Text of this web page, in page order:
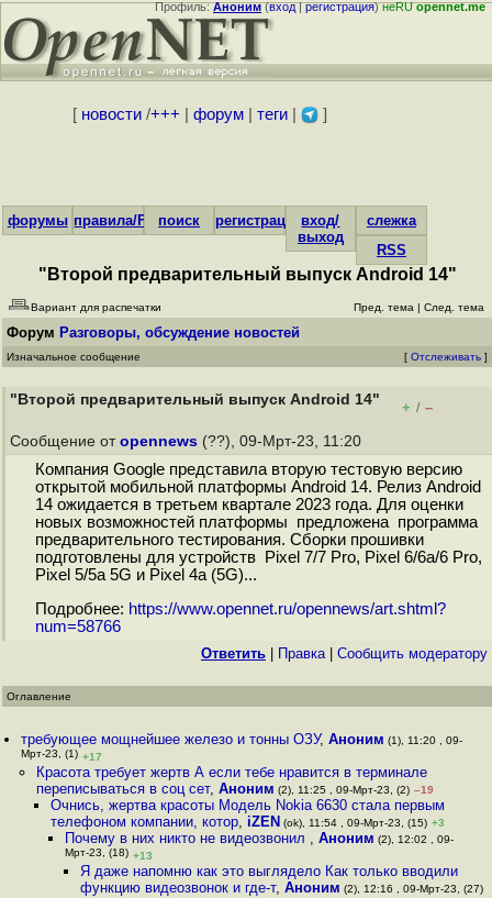
Профиль:Аноним(вход|регистрация)неRUopennet.me
[ новости/+++ форум| теги| ]
форумы правила/FAQпоиск регистрациявход/
выход
слежка
RSS
"Второй предварительный выпуск Android 14"
Вариант для распечатки Пред. тема | След. тема
Форум Разговоры, обсуждение новостей
Изначальное сообщение [ Отслеживать ]
"Второй предварительный выпуск Android 14" + / –
Сообщение от opennews (??), 09-Мрт-23, 11:20
Компания Google представила вторую тестовую версию
открытой мобильной платформы Android 14. Релиз Android
14 ожидается в третьем квартале 2023 года. Для оценки
новых возможностей платформы предложена программа
предварительного тестирования. Сборки прошивки
подготовлены для устройств Pixel 7/7 Pro, Pixel 6/6a/6 Pro,
Pixel 5/5a 5G и Pixel 4a (5G)...
Подробнее: https://www.opennet.ru/opennews/art.shtml?
num=58766
Ответить Правка| Cообщить модератору
Оглавление
требующее мощнейшее железо и тонны ОЗУ,Аноним (1), 11:20 , 09-
Мрт-23, (1) +17
Красота требует жертв А если тебе нравится в терминале
переписываться в соц сет, Аноним (2), 11:25 , 09-Мрт-23, (2) –19
Очнись, жертва красоты Mодель Nokia 6630 стала первым
телефоном компании, котор, iZEN (ok), 11:54 , 09-Мрт-23, (15) +3
Почему в них никто не видеозвонил ,Аноним (2), 12:02 , 09-
Мрт-23, (18) +13
Я даже напомню как это выглядело Как только вводили
функцию видеозвонок и где-т, Аноним (2), 12:16 , 09-Мрт-23, (27)